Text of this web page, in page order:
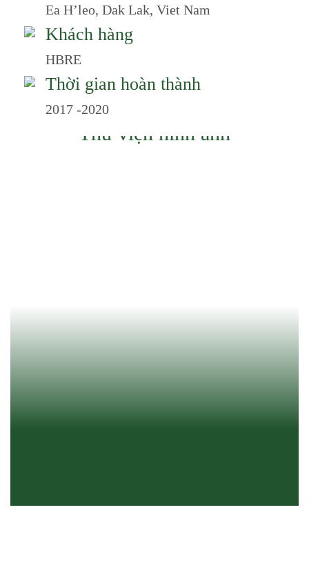
Ea H’leo, Dak Lak, Viet Nam
Khách hàng
HBRE
Thời gian hoàn thành
2017 -2020
Thư viện hình ảnh